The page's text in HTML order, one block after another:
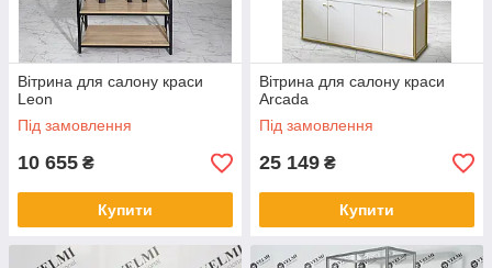
Вітрина для салону краси
Leon
Під замовлення
10 655 ₴
Купити
Вітрина для салону краси
Arcada
Під замовлення
25 149 ₴
Купити